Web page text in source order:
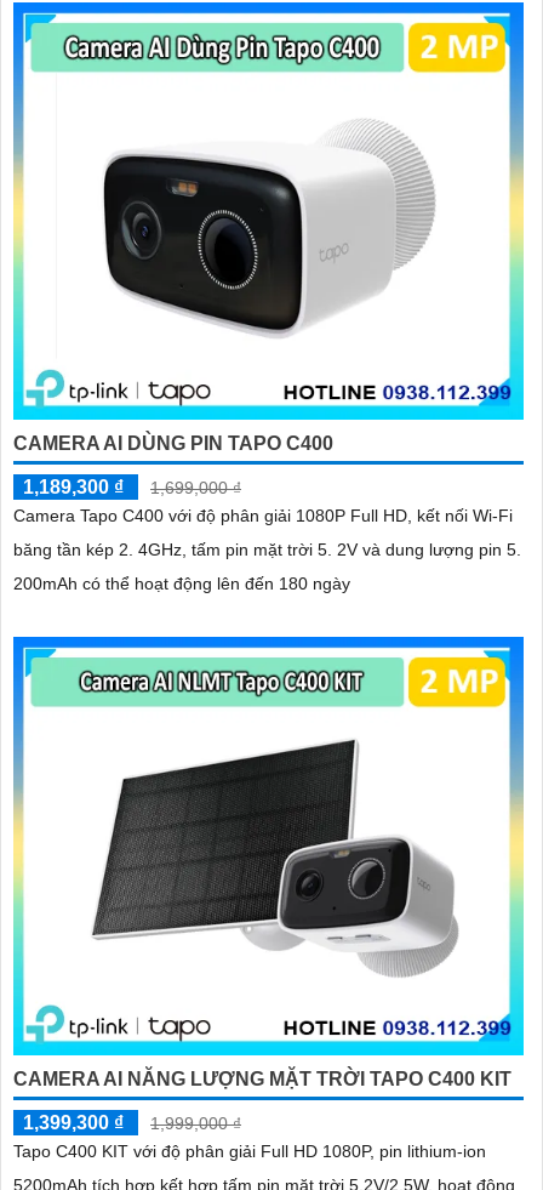
CAMERA AI DÙNG PIN TAPO C400
1,189,300 ₫
1,699,000 ₫
Camera Tapo C400 với độ phân giải 1080P Full HD, kết nối Wi-Fi
băng tần kép 2. 4GHz, tấm pin mặt trời 5. 2V và dung lượng pin 5.
200mAh có thể hoạt động lên đến 180 ngày
CAMERA AI NĂNG LƯỢNG MẶT TRỜI TAPO C400 KIT
1,399,300 ₫
1,999,000 ₫
Tapo C400 KIT với độ phân giải Full HD 1080P, pin lithium-ion
5200mAh tích hợp kết hợp tấm pin mặt trời 5,2V/2,5W, hoạt động